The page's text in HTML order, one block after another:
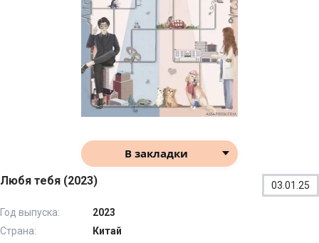
В закладки
Любя тебя (2023) 03.01.25
Год выпуска:
2023
Страна:
Китай